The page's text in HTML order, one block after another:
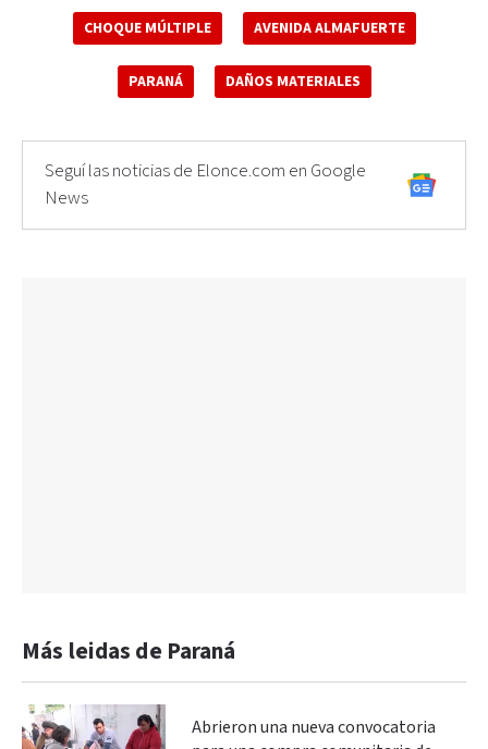
CHOQUE MÚLTIPLE AVENIDA ALMAFUERTE
PARANÁ DAÑOS MATERIALES
Seguí las noticias de Elonce.com en Google
News
Más leidas de Paraná
Abrieron una nueva convocatoria